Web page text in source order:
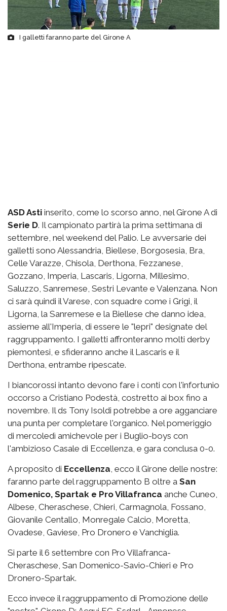
I galletti faranno parte del Girone A
ASD Asti inserito, come lo scorso anno, nel Girone A di
Serie D. Il campionato partirà la prima settimana di
settembre, nel weekend del Palio. Le avversarie dei
galletti sono Alessandria, Biellese, Borgosesia, Bra,
Celle Varazze, Chisola, Derthona, Fezzanese,
Gozzano, Imperia, Lascaris, Ligorna, Millesimo,
Saluzzo, Sanremese, Sestri Levante e Valenzana. Non
ci sarà quindi il Varese, con squadre come i Grigi, il
Ligorna, la Sanremese e la Biellese che danno idea,
assieme all'Imperia, di essere le "lepri" designate del
raggruppamento. I galletti affronteranno molti derby
piemontesi, e sfideranno anche il Lascaris e il
Derthona, entrambe ripescate.
I biancorossi intanto devono fare i conti con l'infortunio
occorso a Cristiano Podestà, costretto ai box fino a
novembre. Il ds Tony Isoldi potrebbe a ore agganciare
una punta per completare l'organico. Nel pomeriggio
di mercoledì amichevole per i Buglio-boys con
l'ambizioso Casale di Eccellenza, e gara conclusa 0-0.
A proposito di Eccellenza, ecco il Girone delle nostre:
faranno parte del raggruppamento B oltre a San
Domenico, Spartak e Pro Villafranca anche Cuneo,
Albese, Cheraschese, Chieri, Carmagnola, Fossano,
Giovanile Centallo, Monregale Calcio, Moretta,
Ovadese, Gaviese, Pro Dronero e Vanchiglia.
Si parte il 6 settembre con Pro Villafranca-
Cheraschese, San Domenico-Savio-Chieri e Pro
Dronero-Spartak.
Ecco invece il raggruppamento di Promozione delle